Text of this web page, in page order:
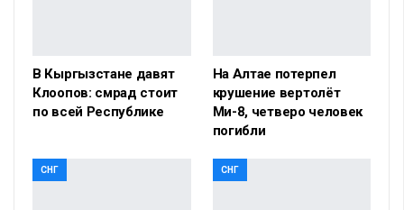
В Кыргызстане давят
Клоопов: смрад стоит
по всей Республике
На Алтае потерпел
крушение вертолёт
Ми-8, четверо человек
погибли
СНГ СНГ